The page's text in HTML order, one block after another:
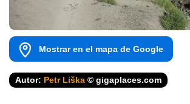
Mostrar en el mapa de Google
Autor: Petr Liška © gigaplaces.com